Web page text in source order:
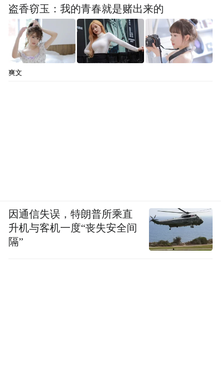
盗香窃玉：我的青春就是赌出来的
爽文
因通信失误，特朗普所乘直
升机与客机一度“丧失安全间
隔”